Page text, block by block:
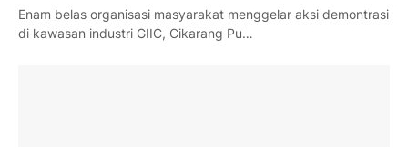
Enam belas organisasi masyarakat menggelar aksi demontrasi
di kawasan industri GIIC, Cikarang Pu…